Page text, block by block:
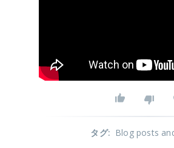
タグ: Blog posts